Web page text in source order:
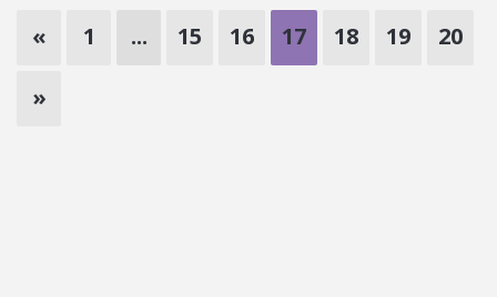
« 1 ... 15 16 17 18 19 20
»